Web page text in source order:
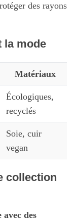
des rayons
la mode
Matériaux
Écologiques,
recyclés
Soie, cuir
vegan
collection
des